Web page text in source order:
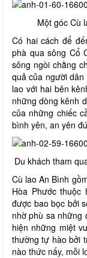
Một góc Cù
Có hai cách để
phà qua sông Cổ
sông ngòi chằng
quả của người
lao với hai bên
những dòng kênh
của những chiếc
bình yên, an yên
Du khách tham
Cù lao An Bình
Hòa Phước
được bao bọc bởi
nhờ phù sa những
hiện những miệt
thường tự hào bởi
nào thức nấy, mỗi